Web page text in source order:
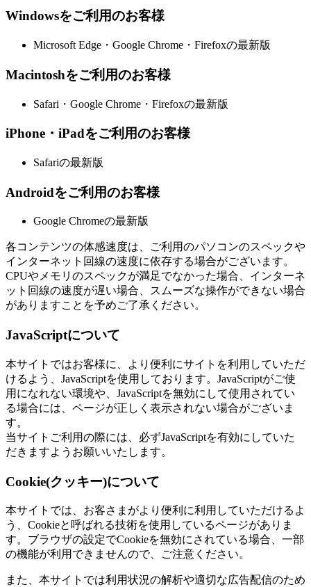
Windowsをご利用のお客様
Microsoft Edge・Google Chrome・Firefoxの最新版
Macintoshをご利用のお客様
Safari・Google Chrome・Firefoxの最新版
iPhone・iPadをご利用のお客様
Safariの最新版
Androidをご利用のお客様
Google Chromeの最新版
各コンテンツの体感速度は、ご利用のパソコンのスペックや
インターネット回線の速度に依存する場合がございます。
CPUやメモリのスペックが満足でなかった場合、インターネ
ット回線の速度が遅い場合、スムーズな操作ができない場合
がありますことを予めご了承ください。
JavaScriptについて
本サイトではお客様に、より便利にサイトを利用していただ
けるよう、JavaScriptを使用しております。JavaScriptがご使
用になれない環境や、JavaScriptを無効にして使用されてい
る場合には、ページが正しく表示されない場合がございま
す。
当サイトご利用の際には、必ずJavaScriptを有効にしていた
だきますようお願いいたします。
Cookie(クッキー)について
本サイトでは、お客さまがより便利に利用していただけるよ
う、Cookieと呼ばれる技術を使用しているページがありま
す。ブラウザの設定でCookieを無効にされている場合、一部
の機能が利用できませんので、ご注意ください。
また、本サイトでは利用状況の解析や適切な広告配信のため